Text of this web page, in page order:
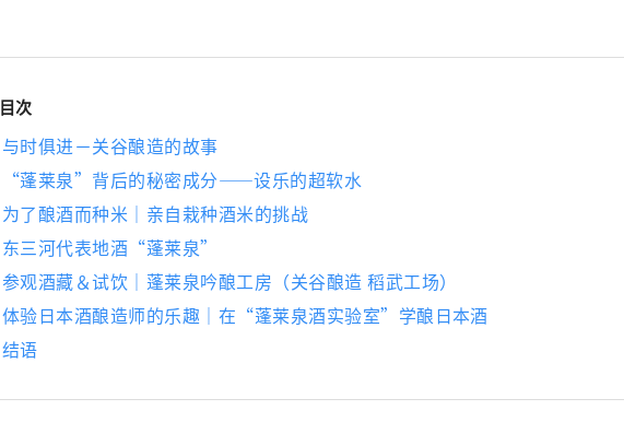
目次
与时俱进－关谷酿造的故事
“蓬莱泉”背后的秘密成分——设乐的超软水
为了酿酒而种米｜亲自栽种酒米的挑战
东三河代表地酒“蓬莱泉”
参观酒藏＆试饮｜蓬莱泉吟酿工房（关谷酿造 稻武工场）
体验日本酒酿造师的乐趣｜在“蓬莱泉酒实验室”学酿日本酒
结语